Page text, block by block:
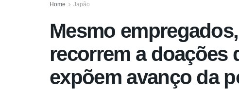
Home Japão
Mesmo
recorrem a doações
expõem avanço da